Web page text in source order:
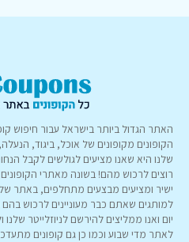
האתר הגדול ביותר בישראל עבור חיפוש
הקופונים מקופונים של אוכל, ביגוד,
שלנו היא שאנו מציעים לגולשים לקבל
רוצים לרכוש מהם! בשונה מאתרי
ישיר ומציעים מבצעים מתחלפים, באתר
למותגים שאתם כבר מעוניינים לרכוש
יום ואנו ממליצים להירשם לניוזלייטר
לאתר מדי שבוע וכמו כן גם קופונים